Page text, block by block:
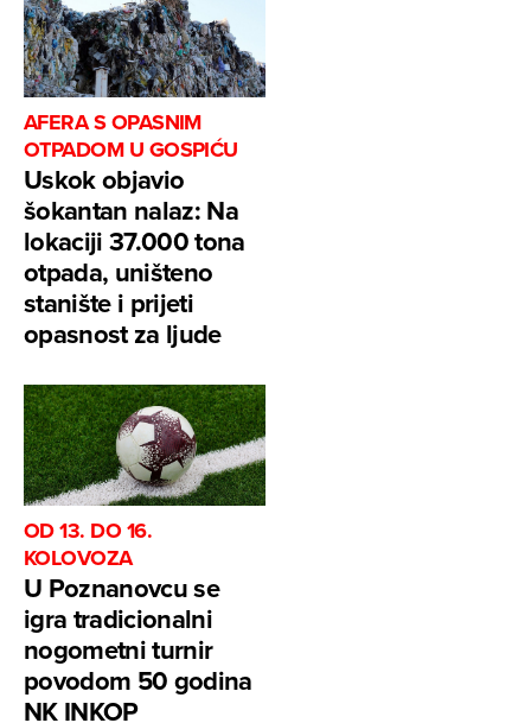
AFERA S OPASNIM
OTPADOM U GOSPIĆU
Uskok objavio
šokantan nalaz: Na
lokaciji 37.000 tona
otpada, uništeno
stanište i prijeti
opasnost za ljude
OD 13. DO 16.
KOLOVOZA
U Poznanovcu se
igra tradicionalni
nogometni turnir
povodom 50 godina
NK INKOP